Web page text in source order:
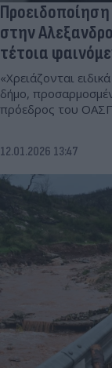
στην
τέτοια
«Χρειάζονται
δήμο,
πρόεδρος του ΟΑΣΠ
12.01.2026 13:47